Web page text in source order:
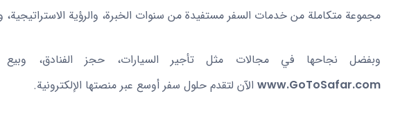
مجموعة متكاملة من خدمات السفر مستفيدة من سنوات الخبرة، والرؤية الاستراتيجية،
وبفضل نجاحها في مجالات مثل تأجير السيارات، حجز الفنادق، وبيع
www.GoToSafar.com الآن لتقدم حلول سفر أوسع عبر منصتها الإلكترونية.